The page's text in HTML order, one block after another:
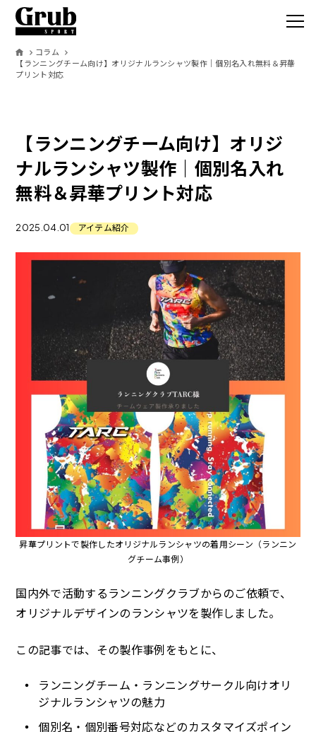
取扱いアイ
お客様の声
コラム
よくある質問
コラム
【ランニングチーム向け】オリジナルランシャツ製作｜個別名入れ無料＆昇華
プリント対応
【ランニングチーム向け】オリジ
ナルランシャツ製作｜個別名入れ
無料＆昇華プリント対応
2025.04.01 アイテム紹介
昇華プリントで製作したオリジナルランシャツの着用シーン（ランニン
グチーム事例）
国内外で活動するランニングクラブからのご依頼で、
オリジナルデザインのランシャツを製作しました。
この記事では、その製作事例をもとに、
ランニングチーム・ランニングサークル向けオリ
ジナルランシャツの魅力
個別名・個別番号対応などのカスタマイズポイン